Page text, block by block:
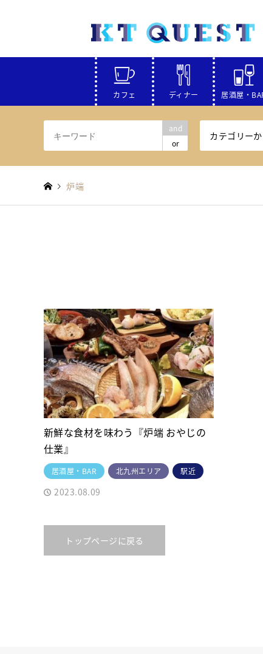
カフェ ディナー 居酒屋・
and
or
カテゴリー
炉端
新鮮な食材を味わう『炉端 おやじの
仕業』
居酒屋・BAR 北九州エリア 駅近
2023.08.09
トップページに戻る